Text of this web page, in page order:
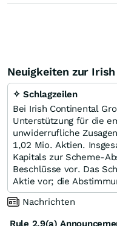
Neuigkeiten zur
✧ Schlagzeilen
Bei Irish Continental
Unterstützung für die
unwiderrufliche
1,02 Mio. Aktien.
Kapitals zur Scheme-
Beschlüsse vor. Das
Aktie vor; die
Nachrichten
Rule 2.9(a)